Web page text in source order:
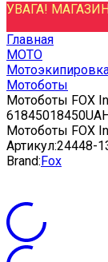
УВАГА!
Главная
МОТО
Мотоботы
Мотоботы FOX
61845018450
Мотоботы FOX
Артикул:24448-
Brand:Fox